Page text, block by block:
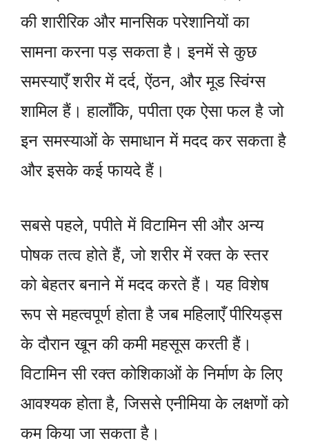
की शारीरिक और मानसिक परेशानियों का
सामना करना पड़ सकता है। इनमें से कुछ
समस्याएँ शरीर में दर्द, ऐंठन, और मूड स्विंग्स
शामिल हैं। हालाँकि, पपीता एक ऐसा फल है जो
इन समस्याओं के समाधान में मदद कर सकता है
और इसके कई फायदे हैं।
सबसे पहले, पपीते में विटामिन सी और अन्य
पोषक तत्व होते हैं, जो शरीर में रक्त के स्तर
को बेहतर बनाने में मदद करते हैं। यह विशेष
रूप से महत्वपूर्ण होता है जब महिलाएँ पीरियड्स
के दौरान खून की कमी महसूस करती हैं।
विटामिन सी रक्त कोशिकाओं के निर्माण के लिए
आवश्यक होता है, जिससे एनीमिया के लक्षणों को
कम किया जा सकता है।